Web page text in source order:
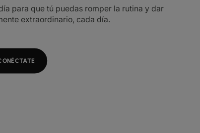
para que tú puedas romper la rutina y dar
extraordinario, cada día.